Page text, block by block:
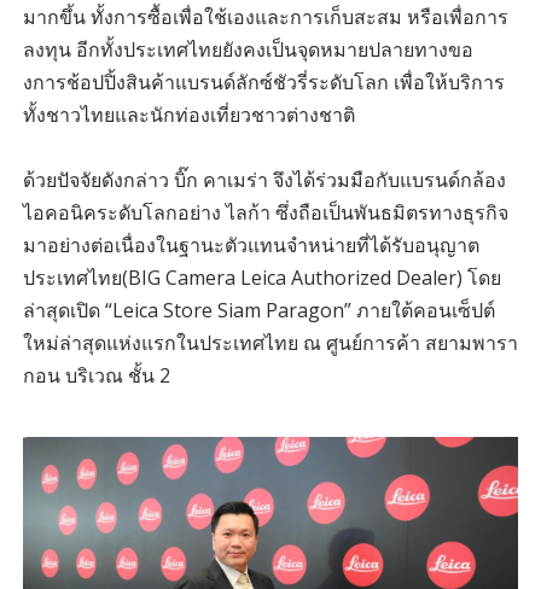
มากขึ้น ทั้งการซื้อเพื่อใช้เองและการเก็บสะสม หรือเพื่อการ
ลงทุน อีกทั้งประเทศไทยยังคงเป็นจุดหมายปลายทางขอ
งการช้อปปิ้งสินค้าแบรนด์ลักซ์ชัวรี่ระดับโลก เพื่อให้บริการ
ทั้งชาวไทยและนักท่องเที่ยวชาวต่างชาติ
ด้วยปัจจัยดังกล่าว บิ๊ก คาเมร่า จึงได้ร่วมมือกับแบรนด์กล้อง
ไอคอนิคระดับโลกอย่าง ไลก้า ซึ่งถือเป็นพันธมิตรทางธุรกิจ
มาอย่างต่อเนื่องในฐานะตัวแทนจำหน่ายที่ได้รับอนุญาต
ประเทศไทย(BIG Camera Leica Authorized Dealer) โดย
ล่าสุดเปิด “Leica Store Siam Paragon” ภายใต้คอนเซ็ปต์
ใหม่ล่าสุดแห่งแรกในประเทศไทย ณ ศูนย์การค้า สยามพารา
กอน บริเวณ ชั้น 2